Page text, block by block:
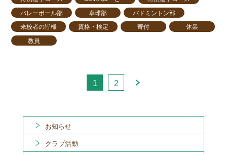
バレーボール部
卓球部
バドミントン部
来校者の皆様
資格・検定 寄付
休業
教員
1 2
お知らせ
クラブ活動